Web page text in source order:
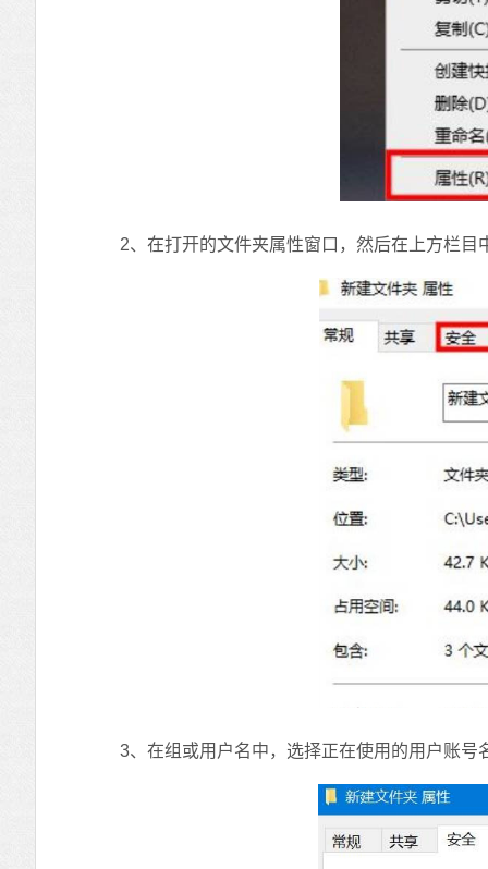
2、在打开的文件夹属性窗口，然后在上方栏目
3、在组或用户名中，选择正在使用的用户账号